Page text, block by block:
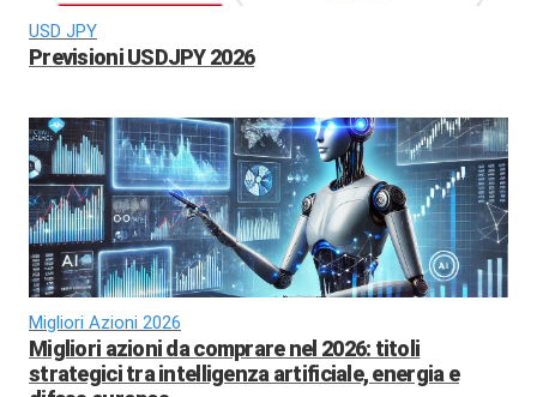
USD JPY
Previsioni USDJPY 2026
Migliori Azioni 2026
Migliori azioni da comprare nel 2026: titoli
strategici tra intelligenza artificiale, energia e